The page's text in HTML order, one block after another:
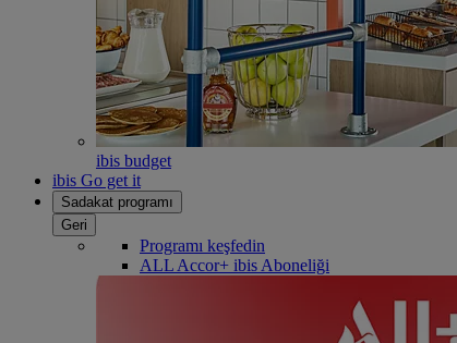
ibis budget
ibis Go get it
Sadakat programı
Geri
Programı keşfedin
ALL Accor+ ibis Aboneliği